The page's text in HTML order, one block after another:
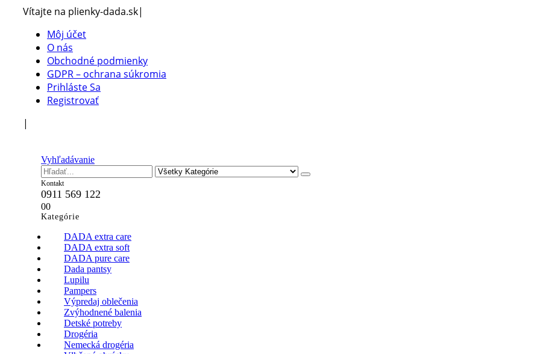
Vítajte na plienky-dada.sk|
Môj účet
O nás
Obchodné podmienky
GDPR – ochrana súkromia
Prihláste Sa
Registrovať
|
Vyhľadávanie
Kontakt
0911 569 122
00
Kategórie
DADA extra care
DADA extra soft
DADA pure care
Dada pantsy
Lupilu
Pampers
Výpredaj oblečenia
Zvýhodnené balenia
Detské potreby
Drogéria
Nemecká drogéria